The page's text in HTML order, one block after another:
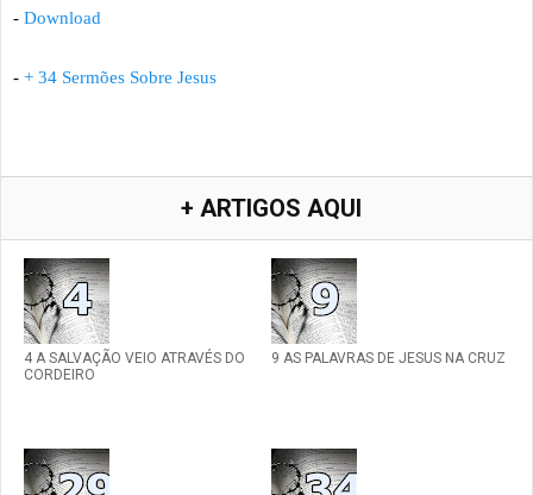
- Download
- + 34 Sermões Sobre Jesus
+ ARTIGOS AQUI
4 A SALVAÇÃO VEIO ATRAVÉS DO
CORDEIRO
9 AS PALAVRAS DE JESUS NA CRUZ